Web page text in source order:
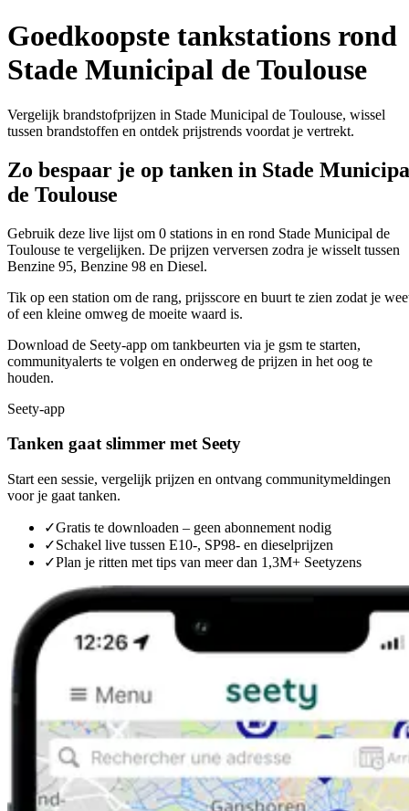
Goedkoopste tankstations rond
Stade Municipal de Toulouse
Vergelijk brandstofprijzen in Stade Municipal de Toulouse, wissel
tussen brandstoffen en ontdek prijstrends voordat je vertrekt.
Zo bespaar je op tanken in Stade
de Toulouse
Gebruik deze live lijst om 0 stations in en rond Stade Municipal de
Toulouse te vergelijken. De prijzen verversen zodra je wisselt tussen
Benzine 95, Benzine 98 en Diesel.
Tik op een station om de rang, prijsscore en buurt te zien zodat je
of een kleine omweg de moeite waard is.
Download de Seety-app om tankbeurten via je gsm te starten,
communityalerts te volgen en onderweg de prijzen in het oog te
houden.
Seety-app
Tanken gaat slimmer met Seety
Start een sessie, vergelijk prijzen en ontvang communitymeldingen
voor je gaat tanken.
✓Gratis te downloaden – geen abonnement nodig
✓Schakel live tussen E10-, SP98- en dieselprijzen
✓Plan je ritten met tips van meer dan 1,3M+ Seetyzens